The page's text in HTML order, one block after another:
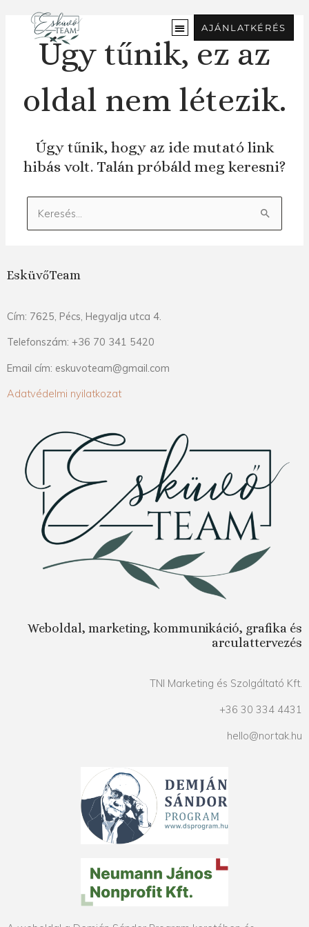
tartalomra
AJÁNLATKÉRÉS
Úgy tűnik, ez az
oldal nem létezik.
Úgy tűnik, hogy az ide mutató link
hibás volt. Talán próbáld meg keresni?
Keresés:
EsküvőTeam
Cím: 7625, Pécs, Hegyalja utca 4.
Telefonszám: +36 70 341 5420
Email cím: eskuvoteam@gmail.com
Adatvédelmi nyilatkozat
Weboldal, marketing, kommunikáció, grafika és
arculattervezés
TNI Marketing és Szolgáltató Kft.
+36 30 334 4431
hello@nortak.hu